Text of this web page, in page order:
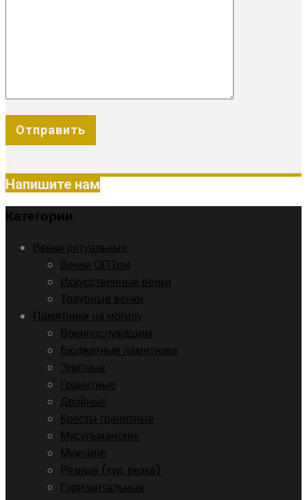
Напишите нам
Категории
Венки ритуальные
Венки ОПТом
Искусственные венки
Траурные венки
Памятники на могилу
Военнослужащим
Бюджетные памятники
Элитные
Гранитные
Двойные
Кресты гранитные
Мусульманские
Мужчине
Резные (худ. резка)
Горизонтальные